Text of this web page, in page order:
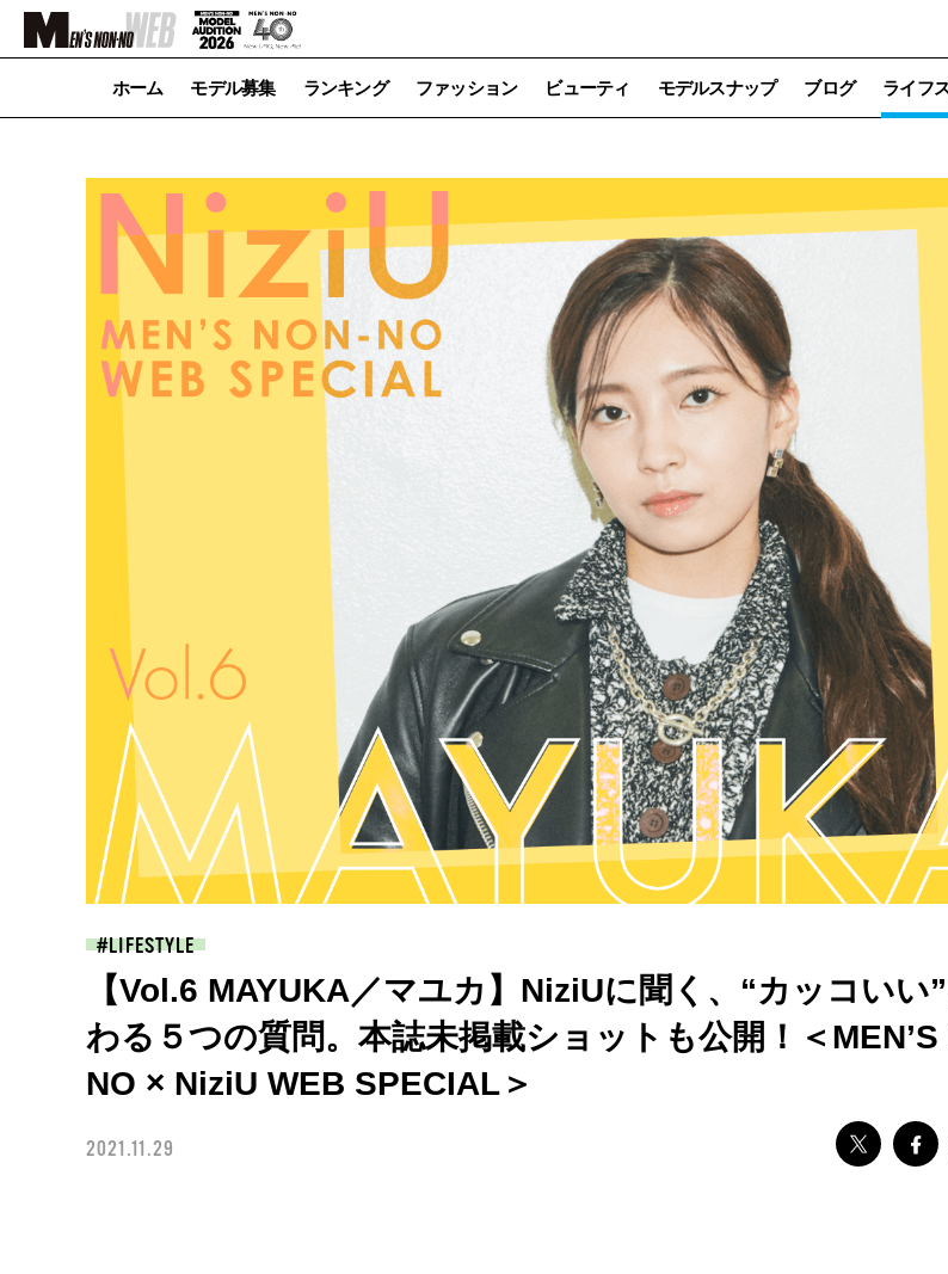
ホーム モデル募集 ランキング ファッション ビューティ モデルスナップ ブログ ライフ
LIFESTYLE
【Vol.6 MAYUKA／マユカ】NiziUに聞く、“カッコいい
わる５つの質問。本誌未掲載ショットも公開！＜MEN’S
NO × NiziU WEB SPECIAL＞
2021.11.29